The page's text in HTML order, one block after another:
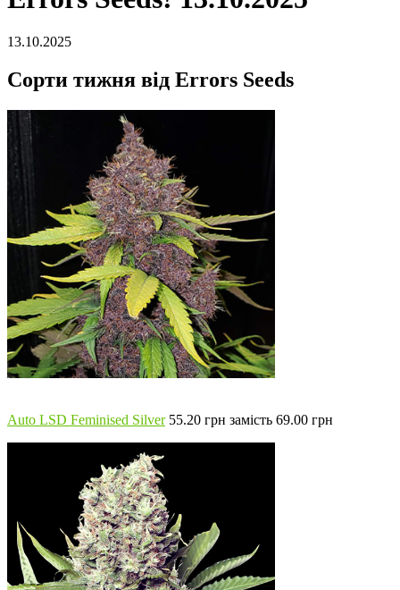
13.10.2025
Сорти тижня від Errors Seeds
Auto LSD Feminised Silver55.20 грн замість 69.00 грн